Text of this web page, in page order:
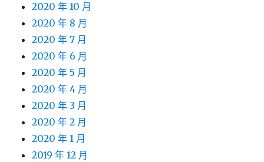
2020 年 10 月
2020 年 8 月
2020 年 7 月
2020 年 6 月
2020 年 5 月
2020 年 4 月
2020 年 3 月
2020 年 2 月
2020 年 1 月
2019 年 12 月